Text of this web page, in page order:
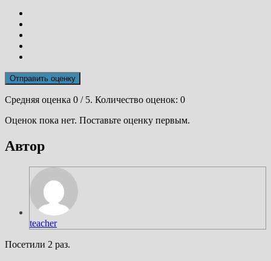
Отправить оценку
Средняя оценка 0 / 5. Количество оценок: 0
Оценок пока нет. Поставьте оценку первым.
Автор
teacher
Посетили 2 раз.